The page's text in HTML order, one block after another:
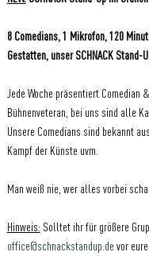
8 Comedians, 1 Mikrofon, 120
Gestatten, unser SCHNACK Stand-
Jede Woche präsentiert Comedian
Bühnenveteran, bei uns sind alle
Unsere Comedians sind bekannt
Kampf der Künste uvm.
Man weiß nie, wer alles vorbei
Hinweis: Solltet ihr für größere
office@schnackstandup.de vor